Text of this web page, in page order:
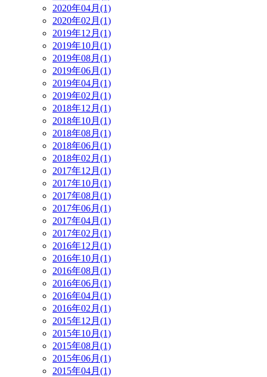
2020年04月(1)
2020年02月(1)
2019年12月(1)
2019年10月(1)
2019年08月(1)
2019年06月(1)
2019年04月(1)
2019年02月(1)
2018年12月(1)
2018年10月(1)
2018年08月(1)
2018年06月(1)
2018年02月(1)
2017年12月(1)
2017年10月(1)
2017年08月(1)
2017年06月(1)
2017年04月(1)
2017年02月(1)
2016年12月(1)
2016年10月(1)
2016年08月(1)
2016年06月(1)
2016年04月(1)
2016年02月(1)
2015年12月(1)
2015年10月(1)
2015年08月(1)
2015年06月(1)
2015年04月(1)